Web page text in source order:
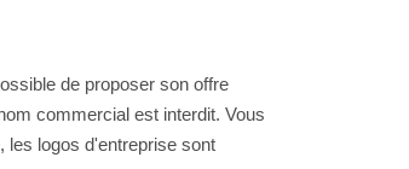
de proposer son offre
commercial est interdit. Vous
les logos d'entreprise sont